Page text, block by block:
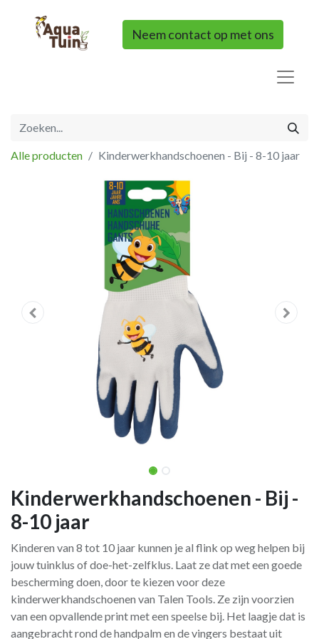
Neem contact op met ons
Alle producten Kinderwerkhandschoenen - Bij - 8-10 jaar
Kinderwerkhandschoenen - Bij -
8-10 jaar
Kinderen van 8 tot 10 jaar kunnen je al flink op weg helpen bij
jouw tuinklus of doe-het-zelfklus. Laat ze dat met een goede
bescherming doen, door te kiezen voor deze
kinderwerkhandschoenen van Talen Tools. Ze zijn voorzien
van een opvallende print met een speelse bij. Het laagje dat is
aangebracht rond de handpalm en de vingers bestaat uit